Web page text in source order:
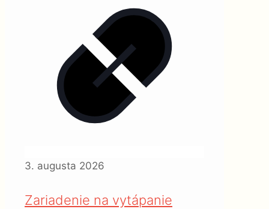
3. augusta 2026
Zariadenie na vytápanie